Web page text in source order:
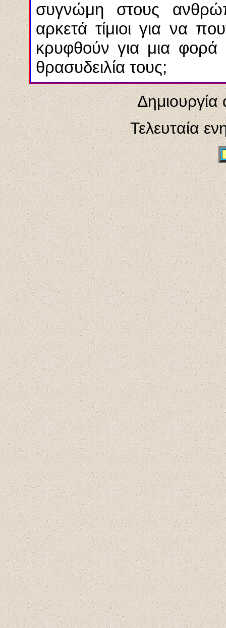
συγνώμη στους
αρκετά τίμιοι για να
κρυφθούν για μια
θρασυδειλία τους;
Δημιουργία
Τελευταία